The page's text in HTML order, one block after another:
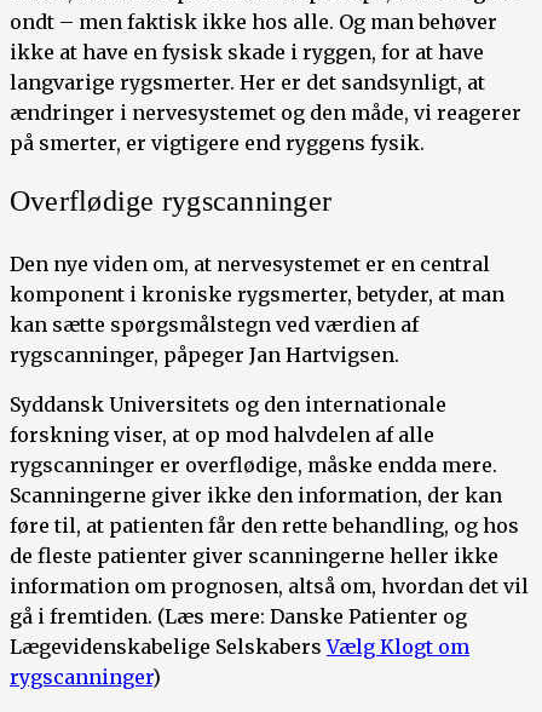
ondt – men faktisk ikke hos alle. Og man behøver
ikke at have en fysisk skade i ryggen, for at have
langvarige rygsmerter. Her er det sandsynligt, at
ændringer i nervesystemet og den måde, vi reagerer
på smerter, er vigtigere end ryggens fysik.
Overflødige rygscanninger
Den nye viden om, at nervesystemet er en central
komponent i kroniske rygsmerter, betyder, at man
kan sætte spørgsmålstegn ved værdien af
rygscanninger, påpeger Jan Hartvigsen.
Syddansk Universitets og den internationale
forskning viser, at op mod halvdelen af alle
rygscanninger er overflødige, måske endda mere.
Scanningerne giver ikke den information, der kan
føre til, at patienten får den rette behandling, og hos
de fleste patienter giver scanningerne heller ikke
information om prognosen, altså om, hvordan det vil
gå i fremtiden. (Læs mere: Danske Patienter og
Lægevidenskabelige SelskabersVælg Klogt om
rygscanninger)